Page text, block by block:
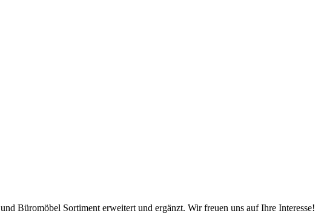
Büromöbel Sortiment erweitert und ergänzt. Wir freuen uns auf Ihre Interesse!